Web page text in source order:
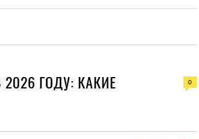
ГОДУ: КАКИЕ
0